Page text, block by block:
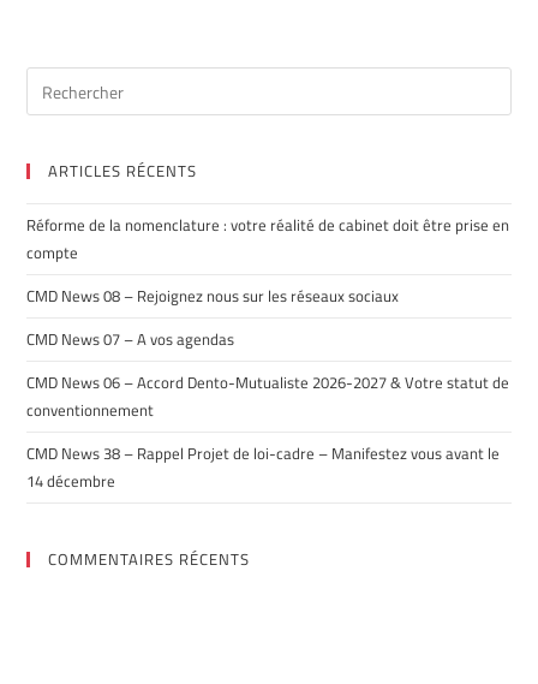
ARTICLES RÉCENTS
Réforme de la nomenclature : votre réalité de cabinet doit être prise en
compte
CMD News 08 – Rejoignez nous sur les réseaux sociaux
CMD News 07 – A vos agendas
CMD News 06 – Accord Dento-Mutualiste 2026-2027 & Votre statut de
conventionnement
CMD News 38 – Rappel Projet de loi-cadre – Manifestez vous avant le
14 décembre
COMMENTAIRES RÉCENTS